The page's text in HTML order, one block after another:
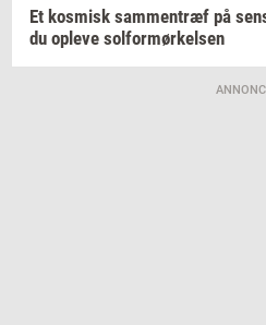
Et kos­misk sam­men­træf på
du op­le­ve sol­for­mør­kel­sen